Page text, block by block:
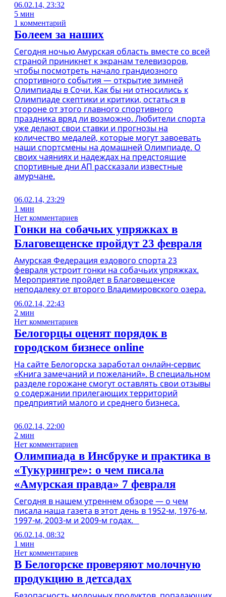
06.02.14, 23:32
5 мин
1 комментарий
Болеем за наших
Сегодня ночью Амурская область вместе со всей
страной приникнет к экранам телевизоров,
чтобы посмотреть начало грандиозного
спортивного события — открытие зимней
Олимпиады в Сочи. Как бы ни относились к
Олимпиаде скептики и критики, остаться в
стороне от этого главного спортивного
праздника вряд ли возможно. Любители спорта
уже делают свои ставки и прогнозы на
количество медалей, которые могут завоевать
наши спортсмены на домашней Олимпиаде. О
своих чаяниях и надеждах на предстоящие
спортивные дни АП рассказали известные
амурчане.
06.02.14, 23:29
1 мин
Нет комментариев
Гонки на собачьих упряжках в
Благовещенске пройдут 23 февраля
Амурская Федерация ездового спорта 23
февраля устроит гонки на собачьих упряжках.
Мероприятие пройдет в Благовещенске
неподалеку от второго Владимировского озера.
06.02.14, 22:43
2 мин
Нет комментариев
Белогорцы оценят порядок в
городском бизнесе online
На сайте Белогорска заработал онлайн-сервис
«Книга замечаний и пожеланий». В специальном
разделе горожане смогут оставлять свои отзывы
о содержании прилегающих территорий
предприятий малого и среднего бизнеса.
06.02.14, 22:00
2 мин
Нет комментариев
Олимпиада в Инсбруке и практика в
«Тукурингре»: о чем писала
«Амурская правда» 7 февраля
Сегодня в нашем утреннем обзоре — о чем
писала наша газета в этот день в 1952-м, 1976-м,
1997-м, 2003-м и 2009-м годах.
06.02.14, 08:32
1 мин
Нет комментариев
В Белогорске проверяют молочную
продукцию в детсадах